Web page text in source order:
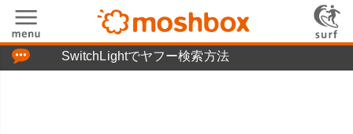
SwitchLightでヤフー検索方法
「つぶやき」の使い方